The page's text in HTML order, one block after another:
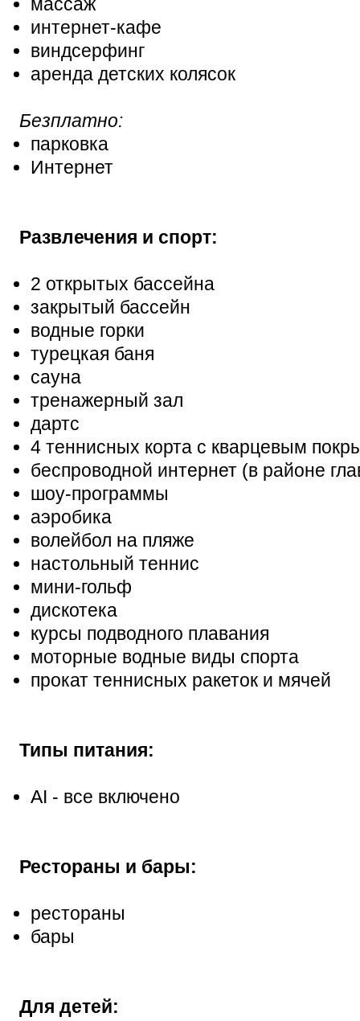
интернет-кафе
виндсерфинг
аренда детских колясок
Безплатно:
парковка
Интернет
Развлечения и спорт:
2 открытых бассейна
закрытый бассейн
водные горки
турецкая баня
сауна
тренажерный зал
дартс
4 теннисных корта с кварцевым
беспроводной интернет (в районе
шоу-программы
аэробика
волейбол на пляже
настольный теннис
мини-гольф
дискотека
курсы подводного плавания
моторные водные виды спорта
прокат теннисных ракеток и мячей
Типы питания:
AI - все включено
Рестораны и бары:
рестораны
бары
Для детей: